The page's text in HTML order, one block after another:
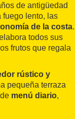
de antigüedad
fuego lento, las
de la costa.
todos sus
frutos que regala
rústico y
pequeña terraza
menú diario,